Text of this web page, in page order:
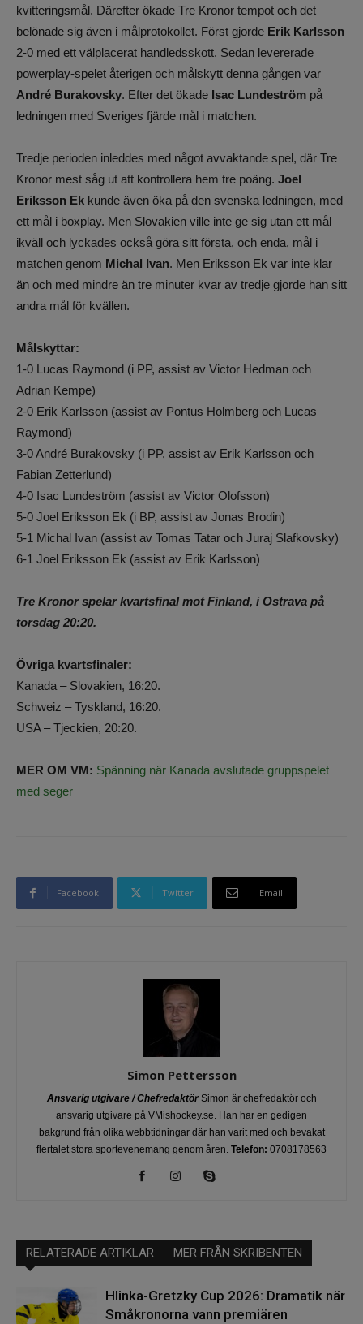
kvitteringsmål. Därefter ökade Tre Kronor tempot och det
belönade sig även i målprotokollet. Först gjorde Erik Karlsson
2-0 med ett välplacerat handledsskott. Sedan levererade
powerplay-spelet återigen och målskytt denna gången var
André Burakovsky. Efter det ökade Isac Lundeström på
ledningen med Sveriges fjärde mål i matchen.
Tredje perioden inleddes med något avvaktande spel, där Tre
Kronor mest såg ut att kontrollera hem tre poäng. Joel
Eriksson Ek kunde även öka på den svenska ledningen, med
ett mål i boxplay. Men Slovakien ville inte ge sig utan ett mål
ikväll och lyckades också göra sitt första, och enda, mål i
matchen genom Michal Ivan. Men Eriksson Ek var inte klar
än och med mindre än tre minuter kvar av tredje gjorde han sitt
andra mål för kvällen.
Målskyttar:
1-0 Lucas Raymond (i PP, assist av Victor Hedman och
Adrian Kempe)
2-0 Erik Karlsson (assist av Pontus Holmberg och Lucas
Raymond)
3-0 André Burakovsky (i PP, assist av Erik Karlsson och
Fabian Zetterlund)
4-0 Isac Lundeström (assist av Victor Olofsson)
5-0 Joel Eriksson Ek (i BP, assist av Jonas Brodin)
5-1 Michal Ivan (assist av Tomas Tatar och Juraj Slafkovsky)
6-1 Joel Eriksson Ek (assist av Erik Karlsson)
Tre Kronor spelar kvartsfinal mot Finland, i Ostrava på
torsdag 20:20.
Övriga kvartsfinaler:
Kanada – Slovakien, 16:20.
Schweiz – Tyskland, 16:20.
USA – Tjeckien, 20:20.
MER OM VM: Spänning när Kanada avslutade gruppspelet
med seger
Facebook Twitter Email
Simon Pettersson
Ansvarig utgivare / Chefredaktör Simon är chefredaktör och
ansvarig utgivare på VMishockey.se. Han har en gedigen
bakgrund från olika webbtidningar där han varit med och bevakat
flertalet stora sportevenemang genom åren. Telefon: 0708178563
RELATERADE ARTIKLAR MER FRÅN SKRIBENTEN
Hlinka-Gretzky Cup 2026: Dramatik när
Småkronorna vann premiären